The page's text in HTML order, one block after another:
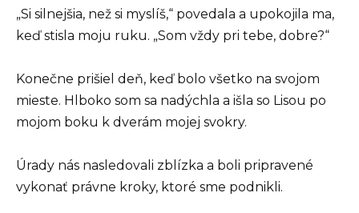
„Si silnejšia, než si myslíš,“ povedala a upokojila ma,
keď stisla moju ruku. „Som vždy pri tebe, dobre?“
Konečne prišiel deň, keď bolo všetko na svojom
mieste. Hlboko som sa nadýchla a išla so Lisou po
mojom boku k dverám mojej svokry.
Úrady nás nasledovali zblízka a boli pripravené
vykonať právne kroky, ktoré sme podnikli.